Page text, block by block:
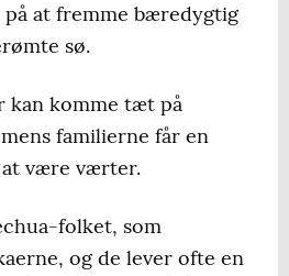
på at fremme bæredygtig
sø.
kan komme tæt på
familierne får en
være værter.
folket, som
og de lever ofte en